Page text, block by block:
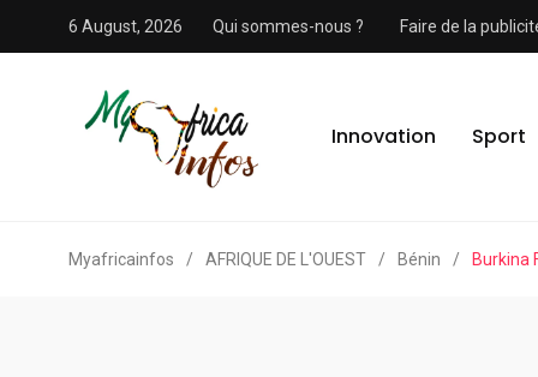
6 August, 2026 Qui sommes-nous ? Faire de la
Innovation Sport
Myafricainfos / AFRIQUE DE L'OUEST / Bénin / Burkina